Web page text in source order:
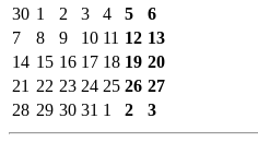
30 1 2 3 4 5
6
7
8 9 10 11 12 13
14 15 16 17 18 19 20
21 22 23 24 25 26 27
28 29 30 31 1 2 3